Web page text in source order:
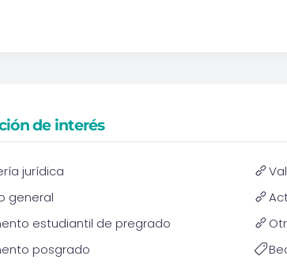
de interés
jurídica
general
estudiantil de pregrado
posgrado